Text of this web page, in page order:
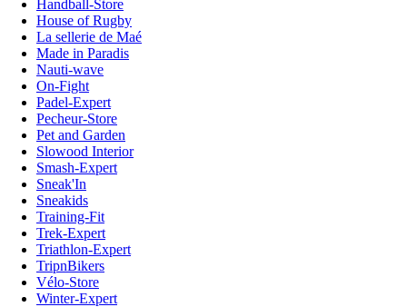
Handball-Store
House of Rugby
La sellerie de Maé
Made in Paradis
Nauti-wave
On-Fight
Padel-Expert
Pecheur-Store
Pet and Garden
Slowood Interior
Smash-Expert
Sneak'In
Sneakids
Training-Fit
Trek-Expert
Triathlon-Expert
TripnBikers
Vélo-Store
Winter-Expert